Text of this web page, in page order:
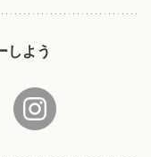
しよう